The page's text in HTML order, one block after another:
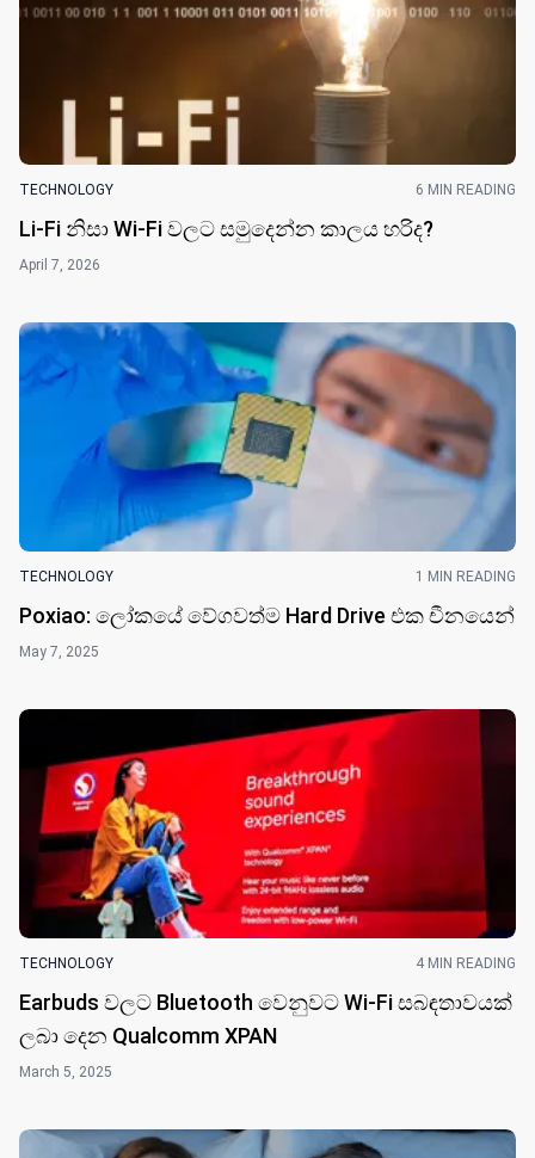
TECHNOLOGY 6 MIN READING
Li-Fi නිසා Wi-Fi වලට සමුදෙන්න කාලය හරිද?
April 7, 2026
TECHNOLOGY 1 MIN READING
Poxiao: ලෝකයේ වේගවත්ම Hard Drive එක චීනයෙන්
May 7, 2025
TECHNOLOGY 4 MIN READING
Earbuds වල​ට Bluetooth වෙනුවට Wi-Fi සබඳතාවයක්
ලබා දෙන Qualcomm XPAN
March 5, 2025